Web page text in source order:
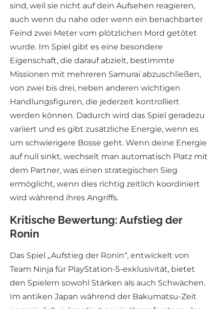
sind, weil sie nicht auf dein Aufsehen reagieren,
auch wenn du nahe oder wenn ein benachbarter
Feind zwei Meter vom plötzlichen Mord getötet
wurde. Im Spiel gibt es eine besondere
Eigenschaft, die darauf abzielt, bestimmte
Missionen mit mehreren Samurai abzuschließen,
von zwei bis drei, neben anderen wichtigen
Handlungsfiguren, die jederzeit kontrolliert
werden können. Dadurch wird das Spiel geradezu
variiert und es gibt zusätzliche Energie, wenn es
um schwierigere Bosse geht. Wenn deine Energie
auf null sinkt, wechselt man automatisch Platz mit
dem Partner, was einen strategischen Sieg
ermöglicht, wenn dies richtig zeitlich koordiniert
wird während ihres Angriffs.
Kritische Bewertung: Aufstieg der
Ronin
Das Spiel „Aufstieg der Ronin“, entwickelt von
Team Ninja für PlayStation-5-exklusivität, bietet
den Spielern sowohl Stärken als auch Schwächen.
Im antiken Japan während der Bakumatsu-Zeit